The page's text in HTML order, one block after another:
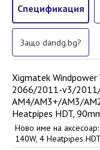
Спецификация
Защо dandg.bg?
Xigmatek
2066/2011-v3/
AM4/AM3+/AM3/
Heatpipes HDT,
Ново име на
140W, 4 Heatpipes